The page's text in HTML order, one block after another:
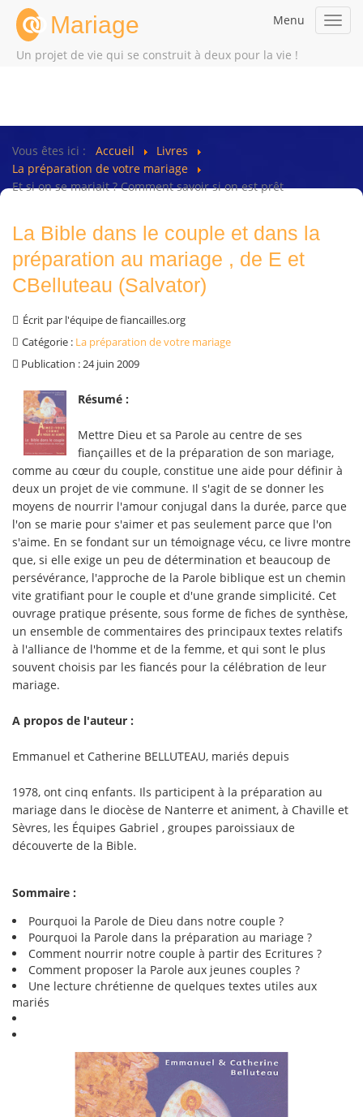
Mariage
Un projet de vie qui se construit à deux pour la vie !
Menu
Vous êtes ici : Accueil
Livres
La préparation de votre mariage
Et si on se mariait ? Comment savoir si on est prêt
La Bible dans le couple et dans la
préparation au mariage , de E et
CBelluteau (Salvator)
Écrit par l'équipe de fiancailles.org
Catégorie : La préparation de votre mariage
Publication : 24 juin 2009
Résumé :
Mettre Dieu et sa Parole au centre de ses
fiançailles et de la préparation de son mariage,
comme au cœur du couple, constitue une aide pour définir à
deux un projet de vie commune. Il s'agit de se donner les
moyens de nourrir l'amour conjugal dans la durée, parce que
l'on se marie pour s'aimer et pas seulement parce que l'on
s'aime. En se fondant sur un témoignage vécu, ce livre montre
que, si elle exige un peu de détermination et beaucoup de
persévérance, l'approche de la Parole biblique est un chemin
vite gratifiant pour le couple et d'une grande simplicité. Cet
ouvrage pratique présente, sous forme de fiches de synthèse,
un ensemble de commentaires des principaux textes relatifs
à l'alliance de l'homme et de la femme, et qui sont le plus
souvent choisis par les fiancés pour la célébration de leur
mariage.
A propos de l'auteur :
Emmanuel et Catherine BELLUTEAU, mariés depuis
1978, ont cinq enfants. Ils participent à la préparation au
mariage dans le diocèse de Nanterre et animent, à Chaville et
Sèvres, les Équipes Gabriel , groupes paroissiaux de
découverte de la Bible.
Sommaire :
Pourquoi la Parole de Dieu dans notre couple ?
Pourquoi la Parole dans la préparation au mariage ?
Comment nourrir notre couple à partir des Ecritures ?
Comment proposer la Parole aux jeunes couples ?
Une lecture chrétienne de quelques textes utiles aux
mariés